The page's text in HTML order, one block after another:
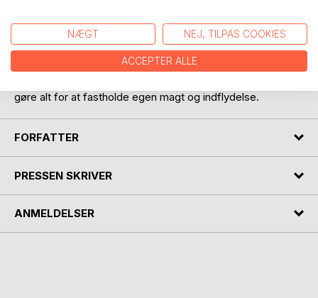
Opmærksomhed får han. Og snart er der folk, der tager
sagen i egen hånd og politiet står med et dobbeltdrab.
gøre alt for at fastholde egen magt og indflydelse.
FORFATTER
PRESSEN SKRIVER
ANMELDELSER
NÆGT NEJ, TILPAS COOKIES
ACCEPTER ALLE